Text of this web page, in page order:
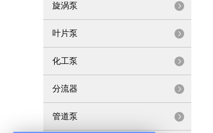
旋涡泵
叶片泵
化工泵
分流器
管道泵